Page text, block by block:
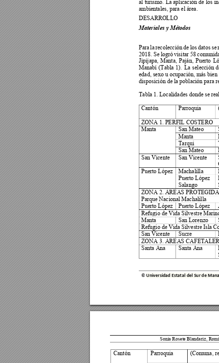
© Universidad Estatal del Sur de M
ambientales, para el área.
DESARROLLO
Materiales y Métodos
Para la recolección de los datos se
2018. Se logró visitar 58
Jipijapa, Manta, Paján, Puerto
Manabí (Tabla 1). La selección
edad, sexo u ocupación, más
disposición de la población para
Tabla 1. Localidades donde se
Cantón
Parroquia
ZONA 1. PERFIL COSTERO
Manta
San Mateo
Manta
Tarqui
San Mateo
San Vicente
San Vicente
Puerto López
Machalilla
Puerto López
Salango
ZONA 2. ÁREAS
Parque Nacional Machalilla
Puerto López Puerto López
Refugio de Vida Silvestre
Manta
San Lorenzo
Refugio de Vida Silvestre Isla
San Vicente
Sucre
ZONA 3. ÁREAS
Santa Ana
Santa Ana
Sonia Rosete Blandariz,
Cantón Parroquia
(Comuna,